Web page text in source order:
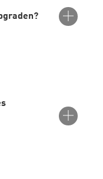
und Titel hinzufügen